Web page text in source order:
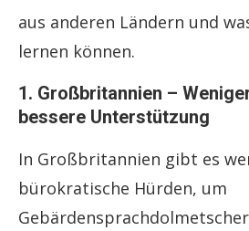
aus anderen Ländern und
lernen können.
1. Großbritannien –
bessere Unterstützung
In Großbritannien gibt es
bürokratische Hürden, um